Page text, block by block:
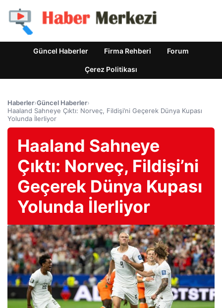
Güncel Haberler Firma Rehberi Forum
Çerez Politikası
Haberler›Güncel Haberler›
Haaland Sahneye Çıktı: Norveç, Fildişi’ni Geçerek Dünya Kupası
Yolunda İlerliyor
Haaland Sahneye
Çıktı: Norveç, Fildişi’ni
Geçerek Dünya Kupası
Yolunda İlerliyor